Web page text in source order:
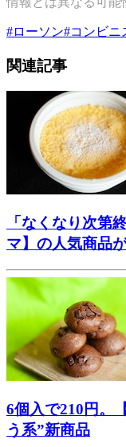
#ローソン#コンビニ
関連記事
「なくなり次第
マ】の人気商品
6個入で210円。
う系”新商品